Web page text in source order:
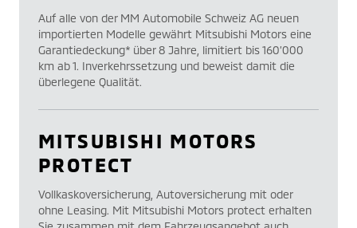
Auf alle von der MM Automobile Schweiz AG neuen
importierten Modelle gewährt Mitsubishi Motors eine
Garantiedeckung* über 8 Jahre, limitiert bis 160’000
km ab 1. Inverkehrssetzung und beweist damit die
überlegene Qualität.
MITSUBISHI MOTORS
PROTECT
Vollkaskoversicherung, Autoversicherung mit oder
ohne Leasing. Mit Mitsubishi Motors protect erhalten